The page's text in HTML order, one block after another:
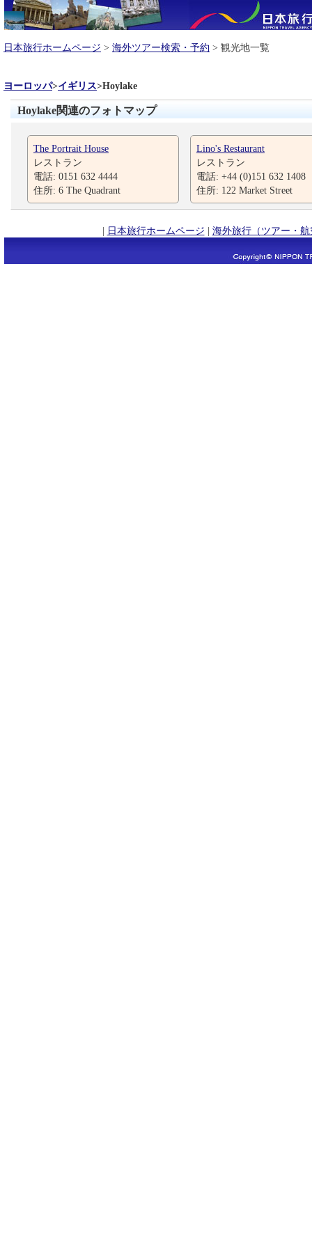
日本旅行ホームページ > 海外ツアー検索・予約 > 観光地一覧
ヨーロッパ>イギリス>Hoylake
Hoylake関連のフォトマップ
The Portrait House
レストラン
電話: 0151 632 4444
住所: 6 The Quadrant
Lino's Restaurant
レストラン
電話: +44 (0)151 632 1408
住所: 122 Market Street
| 日本旅行ホームページ | 海外旅行（ツアー・航